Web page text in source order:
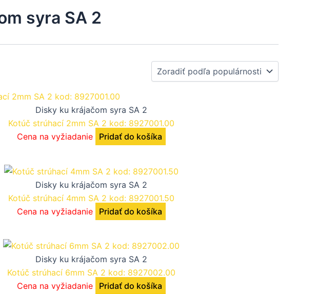
syra SA 2
Disky ku krájačom syra SA 2
Kotúč strúhací 2mm SA 2 kod: 8927001.00
Cena na vyžiadanie
Pridať do košíka
Disky ku krájačom syra SA 2
Kotúč strúhací 4mm SA 2 kod: 8927001.50
Cena na vyžiadanie
Pridať do košíka
Disky ku krájačom syra SA 2
Kotúč strúhací 6mm SA 2 kod: 8927002.00
Cena na vyžiadanie
Pridať do košíka